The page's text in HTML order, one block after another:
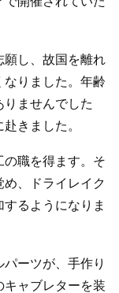
願し、故国を離れ
りました。年齢
ませんでした
きました。
の職を得ます。そ
、ドライレイク
るようになりま
ーツが、手作り
ャブレターを装